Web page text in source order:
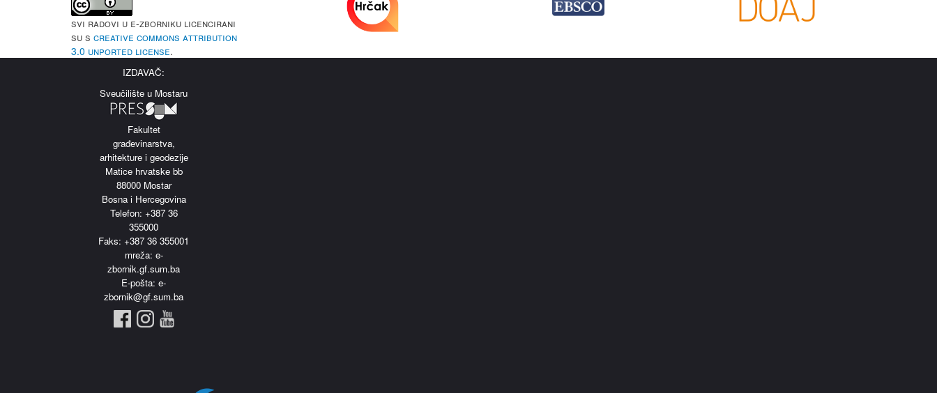
Svi radovi u e-Zborniku licencirani
su s Creative Commons Attribution
3.0 Unported License.
IZDAVAČ:
Sveučilište u Mostaru
Fakultet
građevinarstva,
arhitekture i geodezije
Matice hrvatske bb
88000 Mostar
Bosna i Hercegovina
Telefon: +387 36
355000
Faks: +387 36 355001
mreža: e-
zbornik.gf.sum.ba
E-pošta: e-
zbornik@gf.sum.ba